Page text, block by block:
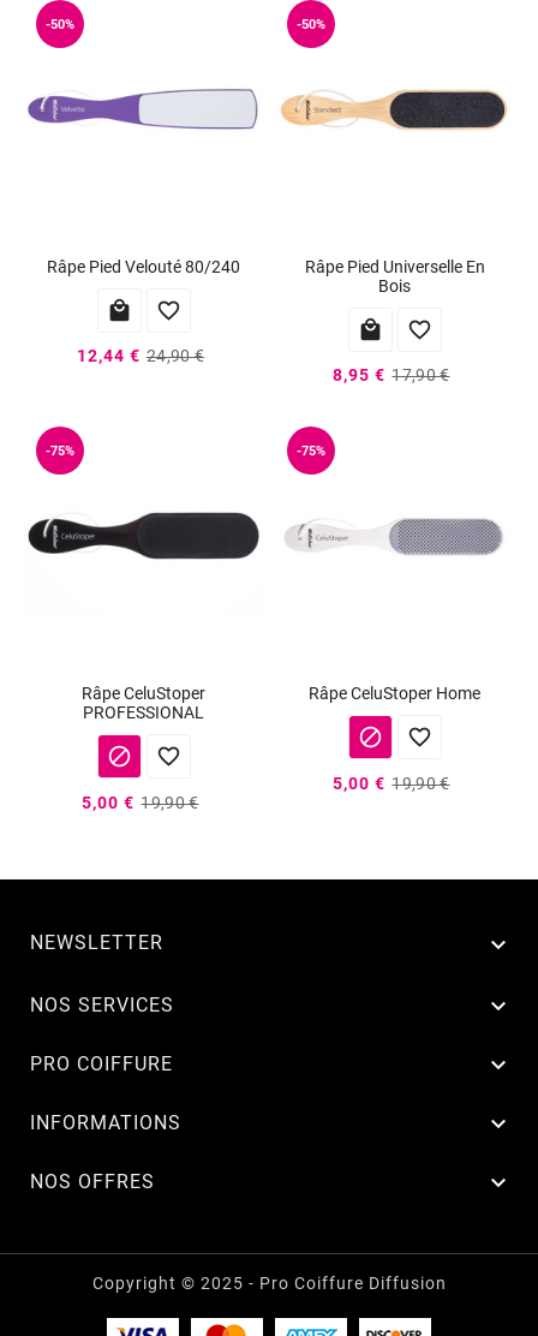
-50%
Râpe Pied Velouté 80/240
 
12,44 € 24,90 €
-50%
Râpe Pied Universelle En
Bois
 
8,95 € 17,90 €
-75%
Râpe CeluStoper
PROFESSIONAL
 
5,00 € 19,90 €
-75%
Râpe CeluStoper Home
 
5,00 € 19,90 €
NEWSLETTER 
NOS SERVICES 
PRO COIFFURE 
INFORMATIONS 
NOS OFFRES 
Copyright © 2025 - Pro Coiffure Diffusion